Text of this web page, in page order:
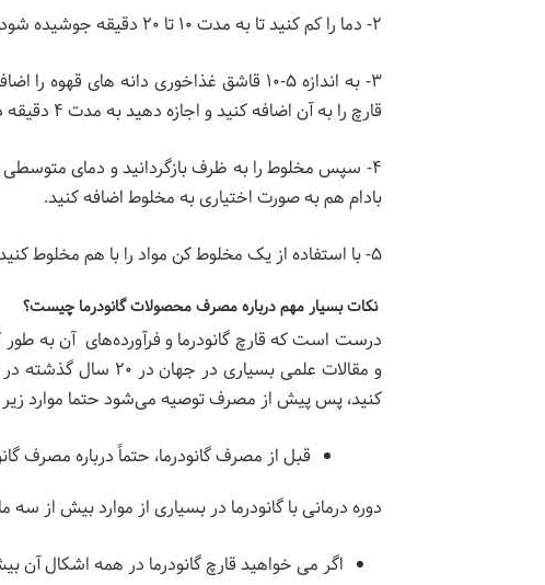
۲- دما را کم کنید تا به مدت ۱۰ تا ۲۰ دقیقه جوشیده شود.
۳- به اندازه ۵-۱۰ قاشق غذاخوری
قارچ را به آن اضافه کنید و اجازه دهید به مدت ۴ دقیقه در مایع بماند.
۴- سپس مخلوط را به ظرف بازگردانید و دمای متوسطی
بادام هم به صورت اختیاری به مخلوط اضافه کنید.
۵- با استفاده از یک مخلوط کن مواد را با هم مخلوط کنید؛ قهوه گانودرما آماده است.
نکات بسیار مهم درباره مصرف محصولات گانودرما چیست؟
درست است که قارچ گانودرما و فرآورده‌های آن به طور
و مقالات علمی
کنید، پس پیش از مصرف توصیه می‌شود حتما موارد
قبل از مصرف گانودرما، حتماً درباره مصرف
دوره درمانی با گانودرما در بسیاری از موارد بیش از
اگر می خواهید قارچ گانودرما در همه اشکال آن